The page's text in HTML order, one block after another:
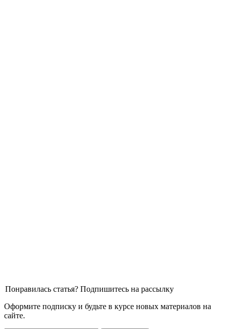
Понравилась статья? Подпишитесь на рассылку
Оформите подписку и будьте в курсе новых материалов на
сайте.